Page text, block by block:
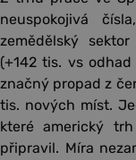
neuspokojivá
zemědělský
(+142 tis. vs
značný propad z
tis. nových míst.
které americký
připravil. Míra